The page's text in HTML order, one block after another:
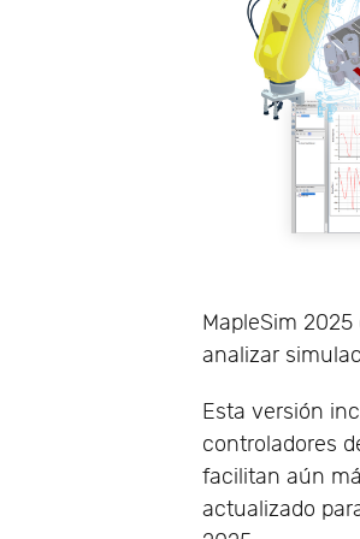
MapleSim
analizar
Esta versión
controladores
facilitan aún
actualizado